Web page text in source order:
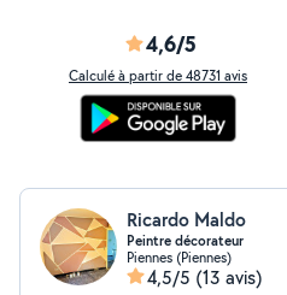
4,6/5
Calculé à partir de 48731 avis
Ricardo Maldo
Peintre décorateur
Piennes (Piennes)
4,5/5 (13 avis)